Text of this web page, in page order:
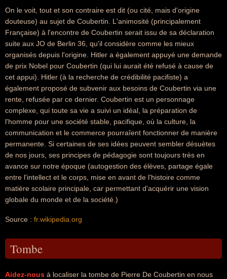
On le voit, tout et son contraire est dit (ou cité, mais d'origine
douteuse) au sujet de Coubertin. L'animosité (principalement
Française) à l'encontre de Coubertin serait issu de sa déclaration
suite aux JO de Berlin 36, qu'il considère comme les mieux
organisés depuis l'origine. Hitler a également appuyé une demande
de prix Nobel pour Coubertin (qui lui aurait été refusé à cause de
cet appui). Hitler (à la recherche de crédibilité pacifiste) a
également proposé de subvenir aux besoins de Coubertin via une
rente, refusée par ce dernier. Coubertin est un personnage
complexe, qui toute sa vie a suivi un idéal, la préparation de
l'homme pour une société stable, pacifique, où la culture, la
communication et le commerce pourraîent fonctionner de manière
permanente. Si certaines de ses idées peuvent sembler désuètes
de nos jours, ses principes de pédagogie sont toujours très en
avance sur notre époque (autogestion des élèves, partage égale
entre l'intellect et le corps, mise en avant de l'histoire comme
matière scolaire principale, car permettant d'acquérir une vision
globale du monde et de la société.)
Source : fr.wikipedia.org
Tombe
Aidez-nous à localiser la tombe de Pierre De Coubertin en nous